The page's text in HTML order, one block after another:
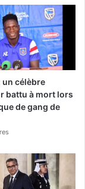
un célèbre
battu à mort lors
de gang de